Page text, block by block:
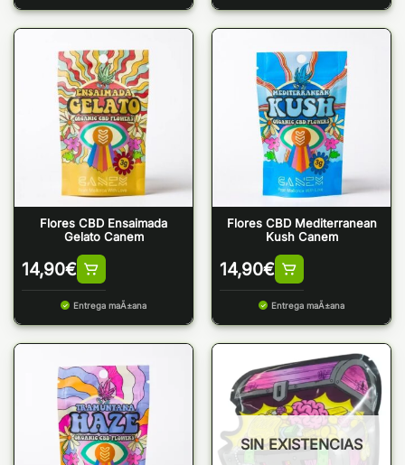
Flores CBD Ensaimada
Gelato Canem
14,90€
Entrega maÃ±ana
Flores CBD Mediterranean
Kush Canem
14,90€
Entrega maÃ±ana
SIN EXISTENCIAS